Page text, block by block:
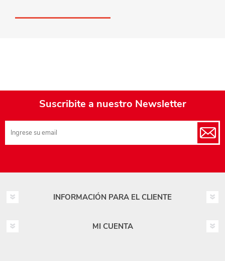
Suscribite a nuestro Newsletter
INFORMACIÓN PARA EL CLIENTE
MI CUENTA